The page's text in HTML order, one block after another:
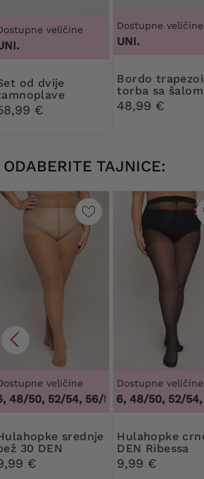
veličine
€
Dostupne veličine
UNI.
Bordo trapezoidna
torba sa šalom
48,99 €
ODABERITE TAJNICE:
veličine
50, 52/54, 56/58, 60/62,44/46,
30 DEN
€
Dostupne veličine
44/46, 48/50, 52/54,
Hulahopke crne 30
DEN Ribessa
9,99 €